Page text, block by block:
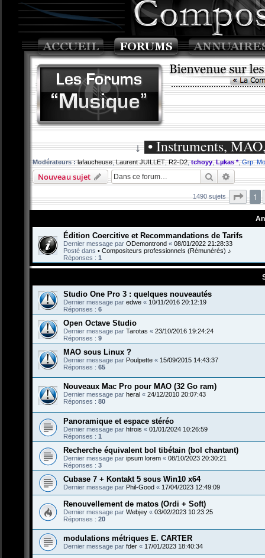
↓ • Instruments,
Modérateurs : lafaucheuse,Laurent JUILLET,R2-D2,tchoyy,Lµkas *,Grp.
Nouveau sujet Rechercher
1490 sujets Page
1
Édition Coercitive et Recommandations de Tarifs
Dernier message par ODemontrond « 08/01/2022 21:28:33
Posté dans • Compositeurs professionnels (Rémunérés) ♪
Réponses : 1
Studio One Pro 3 : quelques nouveautés
Dernier message par edwe « 10/11/2016 20:12:19
Réponses : 6
Open Octave Studio
Dernier message par Tarotas « 23/10/2016 19:24:24
Réponses : 9
MAO sous Linux ?
Dernier message par Poulpette « 15/09/2015 14:43:37
Réponses : 65
Nouveaux Mac Pro pour MAO (32 Go ram)
Dernier message par heral « 24/12/2010 20:07:43
Réponses : 80
Panoramique et espace stéréo
Dernier message par htrois « 01/01/2024 10:26:59
Réponses : 1
Recherche équivalent bol tibétain (bol chantant)
Dernier message par ipsum lorem « 08/10/2023 20:30:21
Réponses : 3
Cubase 7 + Kontakt 5 sous Win10 x64
Dernier message par Phil-Good « 17/04/2023 12:49:09
Renouvellement de matos (Ordi + Soft)
Dernier message par Webjey « 03/02/2023 10:23:25
Réponses : 20
modulations métriques E. CARTER
Dernier message par fder « 17/01/2023 18:40:34